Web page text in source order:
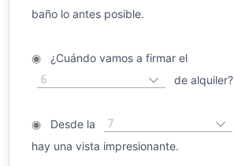
baño lo antes posible.
◉¿Cuándo vamos a firmar el
6 de alquiler?
◉Desde la 7
hay una vista impresionante.